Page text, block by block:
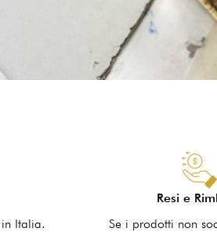
Italia.
Resi e
Se i prodotti non